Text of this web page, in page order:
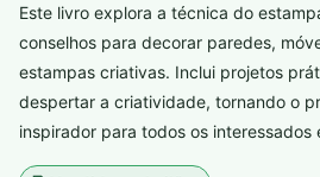
Este livro explora a técnica do
conselhos para decorar paredes,
estampas criativas. Inclui projetos
despertar a criatividade, tornando o
inspirador para todos os interessados